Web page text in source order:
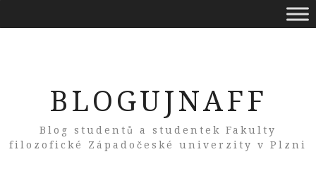
BLOGUJNAFF
Blog studentů a studentek Fakulty
filozofické Západočeské univerzity v Plzni